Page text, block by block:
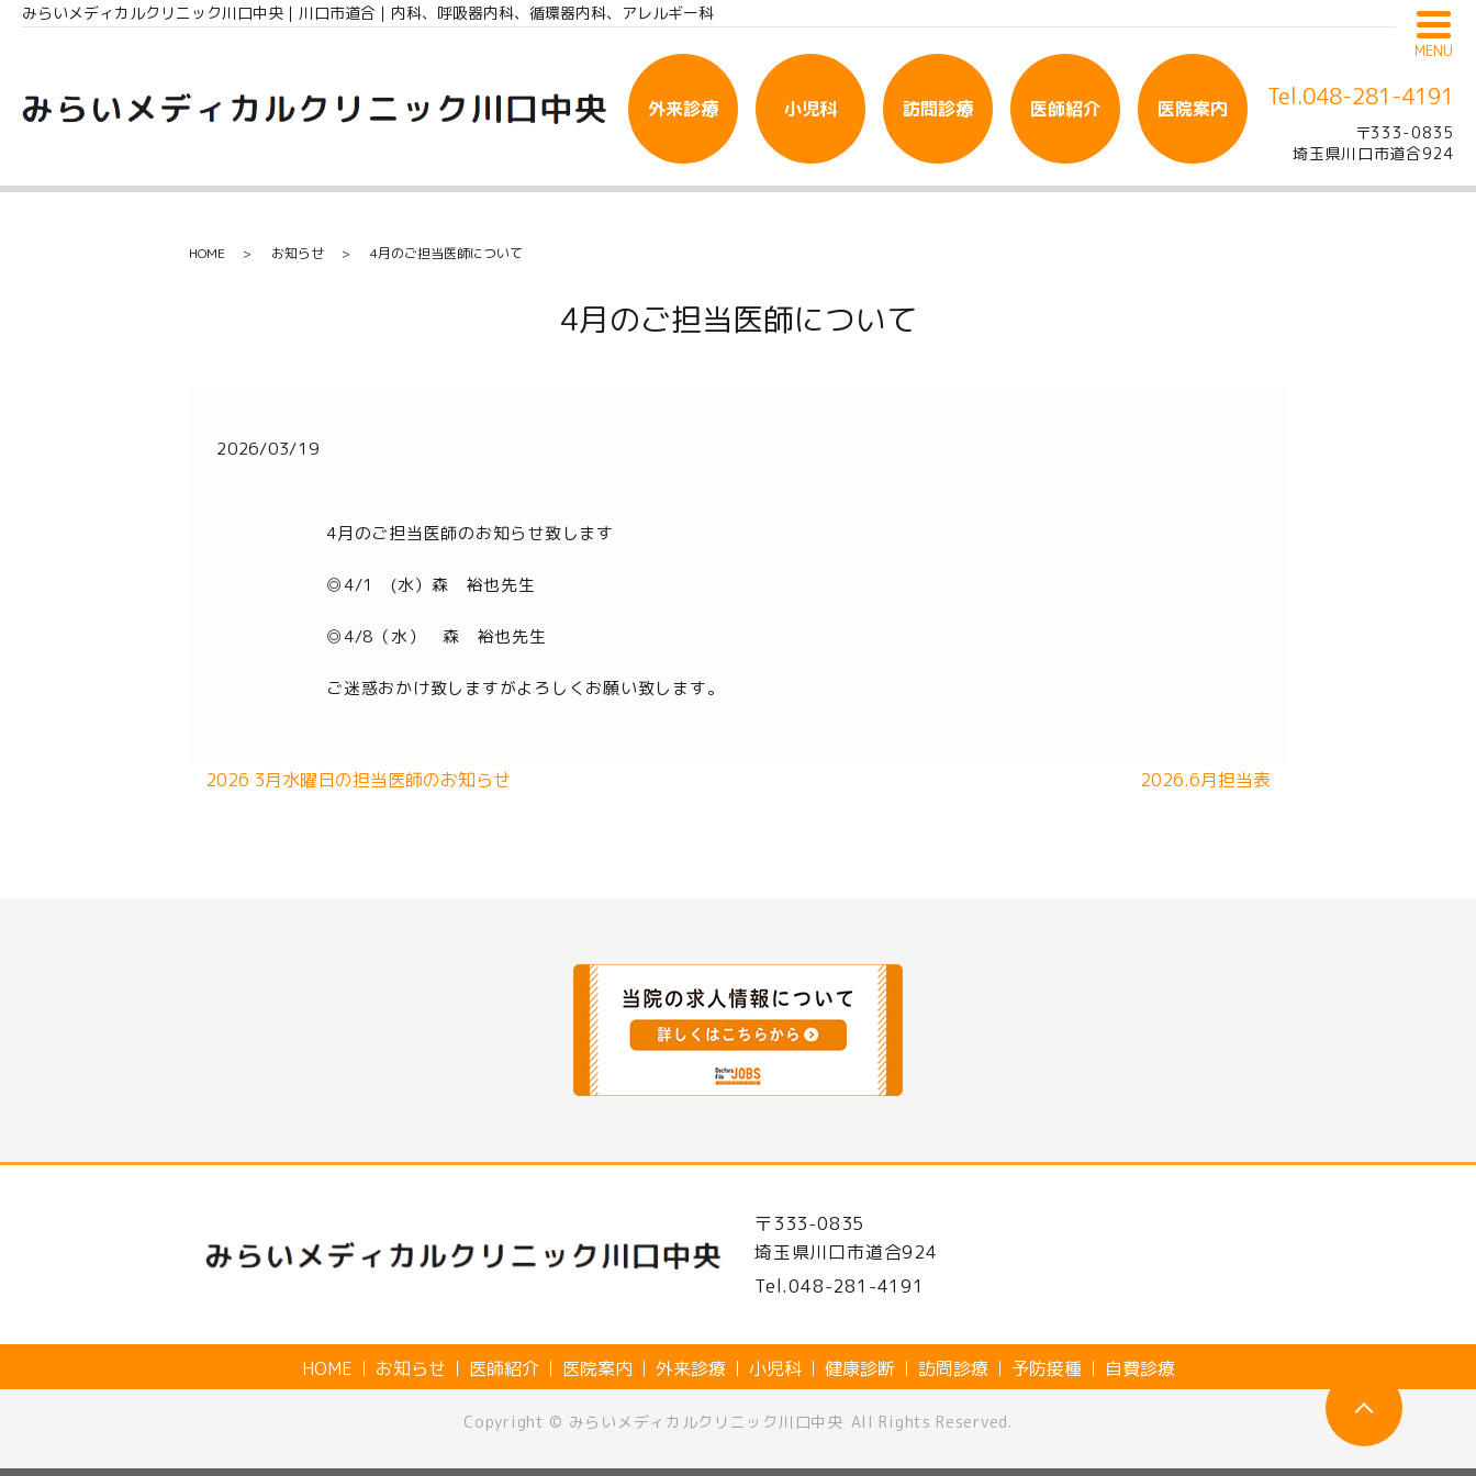
みらいメディカルクリニック川口中央｜川口市道合｜内科、呼吸器内科、循環器内科、アレルギー科
外来診療 小児科 訪問診療 医師紹介 医院案内
MENU
Tel.048-281-4191
〒333-0835
埼玉県川口市道合924
HOME お知らせ 4月のご担当医師について
4月のご担当医師について
2026/03/19
4月のご担当医師のお知らせ致します
◎4/1 (水）森 裕也先生
◎4/8（水） 森 裕也先生
ご迷惑おかけ致しますがよろしくお願い致します。
2026 3月水曜日の担当医師のお知らせ 2026.6月担当表
〒333-0835
埼玉県川口市道合924
Tel.048-281-4191
HOME お知らせ 医師紹介 医院案内 外来診療 小児科 健康診断 訪問診療 予防接種 自費診療
Copyright © みらいメディカルクリニック川口中央 All Rights Reserved.